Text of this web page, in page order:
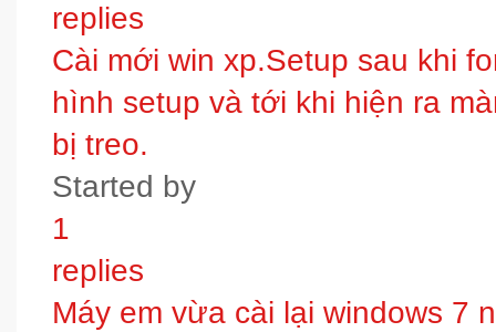
replies
Cài mới win xp.Setup sau khi
hình setup và tới khi hiện ra
bị treo.
Started by
1
replies
Máy em vừa cài lại windows 7